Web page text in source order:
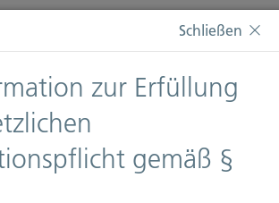
verwendet Cookies. Wenn Sie weiterhin
Sie auf unserer SeiteDatenschutz
nicht erneut anzeigen
Schließen
zur Erfüllung
gemäß §